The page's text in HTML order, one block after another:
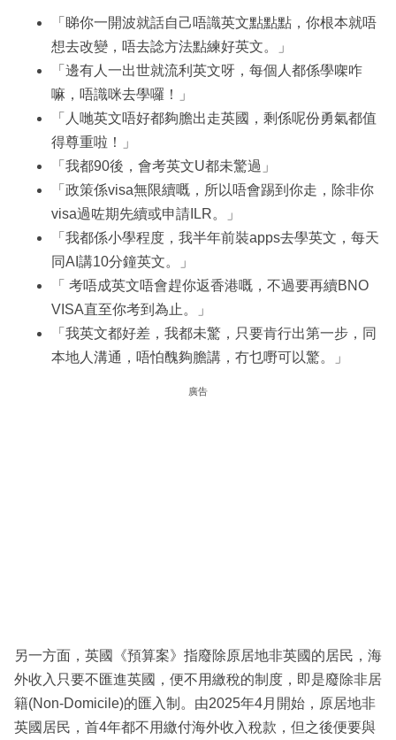
「睇你一開波就話自己唔識英文點點點，你根本就唔
想去改變，唔去諗方法點練好英文。」
「邊有人一出世就流利英文呀，每個人都係學㗎咋
嘛，唔識咪去學囉！」
「人哋英文唔好都夠膽出走英國，剩係呢份勇氣都值
得尊重啦！」
「我都90後，會考英文U都未驚過」
「政策係visa無限續嘅，所以唔會踢到你走，除非你
visa過咗期先續或申請ILR。」
「我都係小學程度，我半年前裝apps去學英文，每天
同AI講10分鐘英文。」
「 考唔成英文唔會趕你返香港嘅，不過要再續BNO
VISA直至你考到為止。」
「我英文都好差，我都未驚，只要肯行出第一步，同
本地人溝通，唔怕醜夠膽講，冇乜嘢可以驚。」
廣告
另一方面，英國《預算案》指廢除原居地非英國的居民，海
外收入只要不匯進英國，便不用繳稅的制度，即是廢除非居
籍(Non-Domicile)的匯入制。由2025年4月開始，原居地非
英國居民，首4年都不用繳付海外收入稅款，但之後便要與